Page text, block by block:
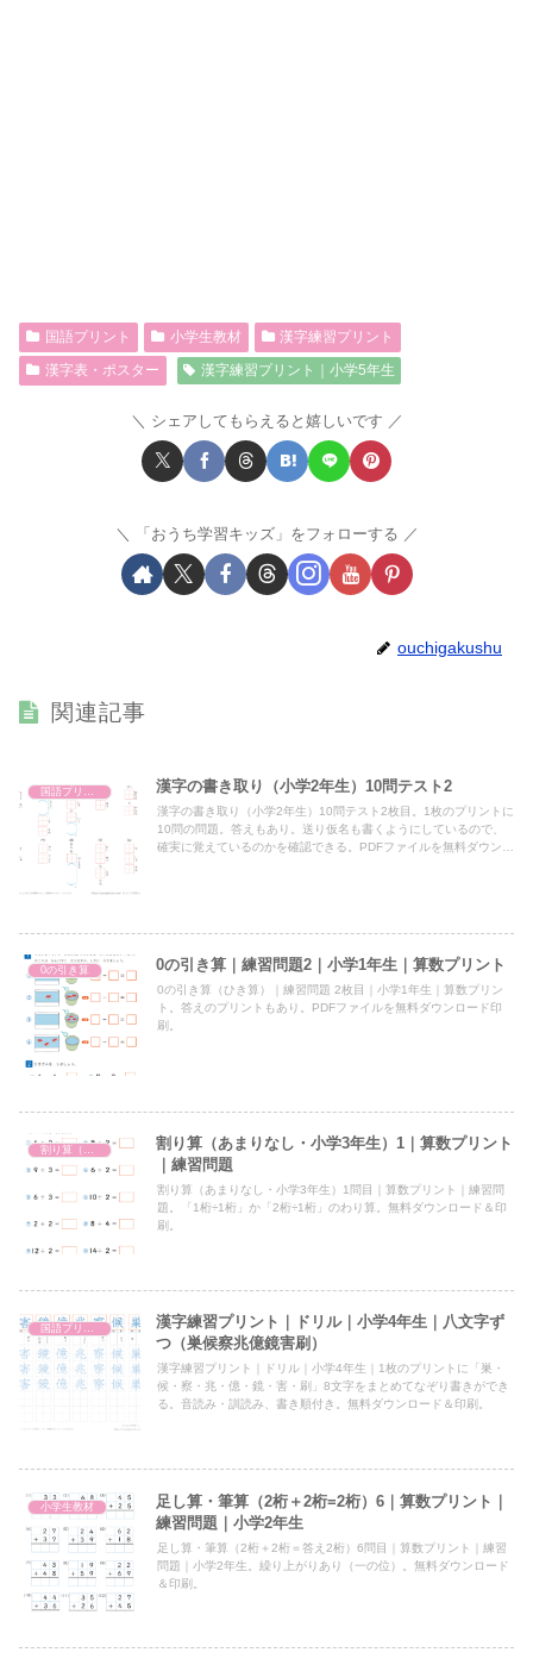
国語プリント 小学生教材
漢字練習プリント
漢字表・ポスター
漢字練習プリント｜小学5年生
シェアしてもらえると嬉しいです
「おうち学習キッズ」をフォローする
ouchigakushu
関連記事
国語プリント 漢字の書き取り（小学2年生）10問テスト2
漢字の書き取り（小学2年生）10問テスト2枚目。1枚のプリントに
10問の問題。答えもあり。送り仮名も書くようにしているので、
確実に覚えているのかを確認できる。PDFファイルを無料ダウンロ
0の引き算 0の引き算｜練習問題2｜小学1年生｜算数プリント
0の引き算（ひき算）｜練習問題 2枚目｜小学1年生｜算数プリン
ト。答えのプリントもあり。PDFファイルを無料ダウンロード印
刷。
割り算（あまりなし・小学3年生）1｜算数プリント
｜練習問題
割り算（あまりなし・小学3年生）1問目｜算数プリント｜練習問
題。「1桁÷1桁」か「2桁÷1桁」のわり算。無料ダウンロード＆印
刷。
漢字練習プリント｜ドリル｜小学4年生｜八文字ず
つ（巣候察兆億鏡害刷）
漢字練習プリント｜ドリル｜小学4年生｜1枚のプリントに「巣・
候・察・兆・億・鏡・害・刷」8文字をまとめてなぞり書きができ
る。音読み・訓読み、書き順付き。無料ダウンロード＆印刷。
小学生教材
足し算・筆算（2桁＋2桁=2桁）6｜算数プリント｜
練習問題｜小学2年生
足し算・筆算（2桁＋2桁＝答え2桁）6問目｜算数プリント｜練習
問題｜小学2年生。繰り上がりあり（一の位）。無料ダウンロード
＆印刷。